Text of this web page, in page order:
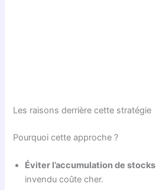
Les raisons derrière cette stratégie
Pourquoi cette approche ?
Éviter l’accumulation de stocks
invendu coûte cher.